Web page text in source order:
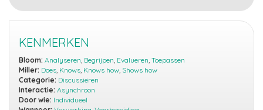
KENMERKEN
Bloom: Analyseren Begrijpen Evalueren Toepassen
Miller: Does Knows Knows how Shows how
Categorie: Discussiëren
Interactie: Asynchroon
Door wie: Individueel